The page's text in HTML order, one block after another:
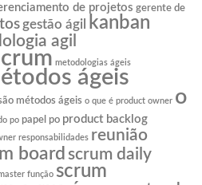
de projetos gerente de
gestão ágil kanban
agil
metodologias ágeis
ágeis
métodos ágeis o que é product owner o
po papel po product backlog
responsabilidades reunião
board scrum daily
função scrum